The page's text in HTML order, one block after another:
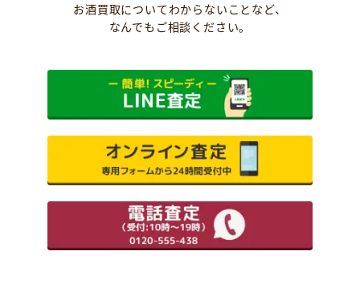
お酒買取についてわからないことなど、
なんでもご相談ください。